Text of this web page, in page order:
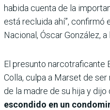
habida cuenta de la
está recluida ahí”, confirmó
Nacional, Óscar González, a
El presunto narcotraficante
Colla, culpa a Marset de
de la madre de su hija y
escondido en un